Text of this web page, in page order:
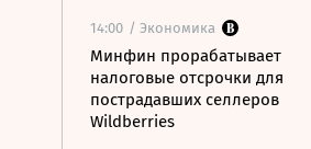
14:00 / Экономика
Минфин прорабатывает
налоговые отсрочки для
пострадавших селлеров
Wildberries